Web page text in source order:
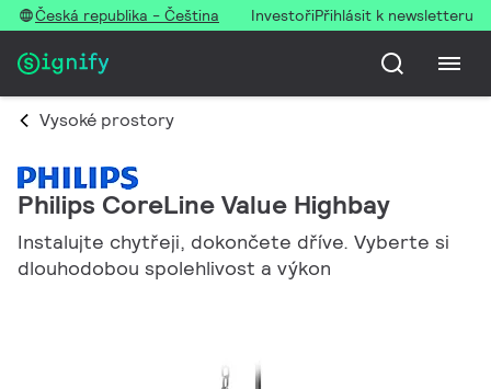
Česká republika - Čeština InvestořiPřihlásit k newsletteru
Vysoké prostory
Philips CoreLine Value Highbay
Instalujte chytřeji, dokončete dříve. Vyberte si
dlouhodobou spolehlivost a výkon